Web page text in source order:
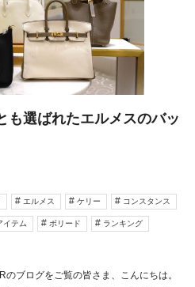
選ばれたエルメスのバッ
エルメス ケリー コンスタンス
イテム ボリード ランキング
ブログをご覧の皆さま、こんにちは。